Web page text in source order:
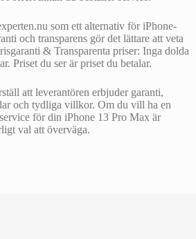
som ett alternativ för iPhone-
och transparens gör det lättare att veta
& Transparenta priser: Inga dolda
Priset du ser är priset du betalar.
att leverantören erbjuder garanti,
och tydliga villkor. Om du vill ha en
för din iPhone 13 Pro Max är
val att överväga.